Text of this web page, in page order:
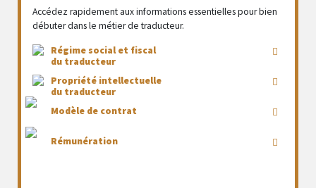
Accédez rapidement aux informations essentielles pour bien
débuter dans le métier de traducteur.
Régime social et fiscal
du traducteur
Propriété intellectuelle
du traducteur
Modèle de contrat
Rémunération